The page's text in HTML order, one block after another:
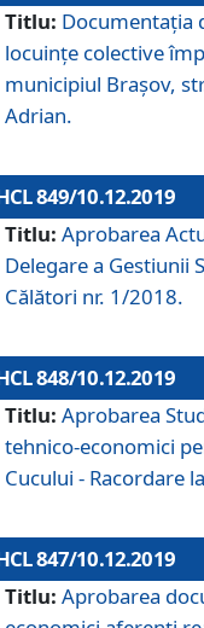
Titlu: Documentaţia
locuințe colective
municipiul Braşov,
Adrian.
849/10.12.2019
Titlu: Aprobarea
Delegare a Gestiunii
Călători nr. 1/2018.
848/10.12.2019
Titlu: Aprobarea
tehnico-economici
Cucului - Racordare
847/10.12.2019
Titlu: Aprobarea